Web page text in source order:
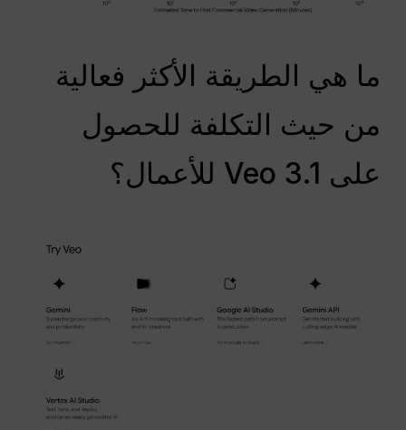
ما هي الطريقة الأكثر فعالية
من حيث التكلفة للحصول
على Veo 3.1 للأعمال؟